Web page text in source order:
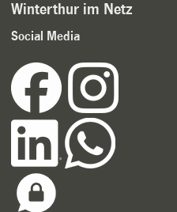
Winterthur im Netz
Social Media